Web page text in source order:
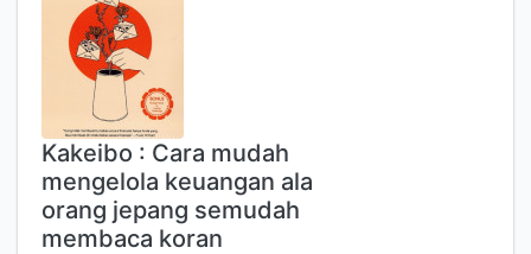
Kakeibo : Cara mudah
mengelola keuangan ala
orang jepang semudah
membaca koran